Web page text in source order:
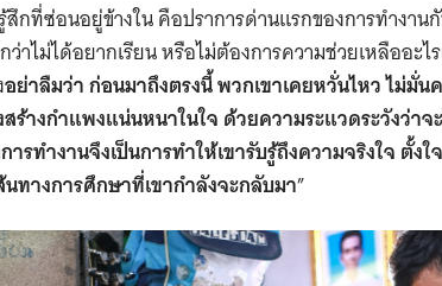
สึกที่ซ่อนอยู่ข้างใน คือปราการด่านแรกของการทำงาน
าไม่ได้อยากเรียน หรือไม่ต้องการความช่วยเหลืออ
อย่าลืมว่า ก่อนมาถึงตรงนี้ พวกเขาเคยหวั่นไหว ไม่มั่
ร้างกำแพงแน่นหนาในใจ ด้วยความระแวดระวังว่า
รทำงานจึงเป็นการทำให้เขารับรู้ถึงความจริงใจ ตั้ง
นทางการศึกษาที่เขากำลังจะกลับมา”